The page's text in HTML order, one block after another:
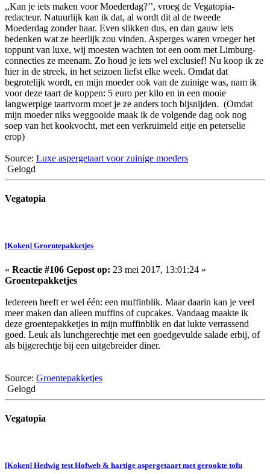
,,Kan je iets maken voor Moederdag?’’, vroeg de Vegatopia-
redacteur. Natuurlijk kan ik dat, al wordt dit al de tweede
Moederdag zonder haar. Even slikken dus, en dan gauw iets
bedenken wat ze heerlijk zou vinden. Asperges waren vroeger het
toppunt van luxe, wij moesten wachten tot een oom met Limburg-
connecties ze meenam. Zo houd je iets wel exclusief! Nu koop ik ze
hier in de streek, in het seizoen liefst elke week. Omdat dat
begrotelijk wordt, en mijn moeder ook van de zuinige was, nam ik
voor deze taart de koppen: 5 euro per kilo en in een mooie
langwerpige taartvorm moet je ze anders toch bijsnijden. (Omdat
mijn moeder niks weggooide maak ik de volgende dag ook nog
soep van het kookvocht, met een verkruimeld eitje en peterselie
erop)
Source: Luxe aspergetaart voor zuinige moeders
Gelogd
Vegatopia
[Koken] Groentepakketjes
« Reactie #106 Gepost op: 23 mei 2017, 13:01:24 »
Groentepakketjes
Iedereen heeft er wel één: een muffinblik. Maar daarin kan je veel
meer maken dan alleen muffins of cupcakes. Vandaag maakte ik
deze groentepakketjes in mijn muffinblik en dat lukte verrassend
goed. Leuk als lunchgerechtje met een goedgevulde salade erbij, of
als bijgerechtje bij een uitgebreider diner.
Source: Groentepakketjes
Gelogd
Vegatopia
[Koken] Hedwig test Hofweb & hartige aspergetaart met gerookte tofu